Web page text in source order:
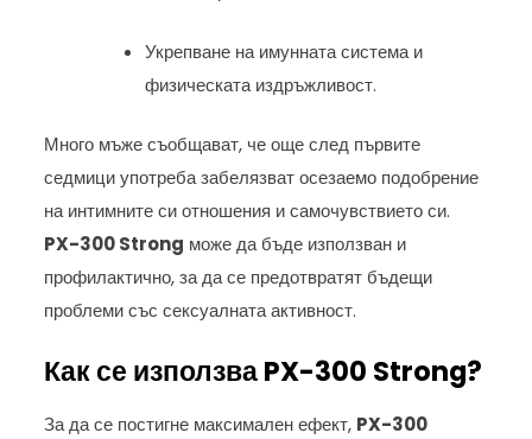
Укрепване на имунната система и
физическата издръжливост.
Много мъже съобщават, че още след първите
седмици употреба забелязват осезаемо подобрение
на интимните си отношения и самочувствието си.
PX-300 Strong може да бъде използван и
профилактично, за да се предотвратят бъдещи
проблеми със сексуалната активност.
Как се използва PX-300 Strong?
За да се постигне максимален ефект, PX-300